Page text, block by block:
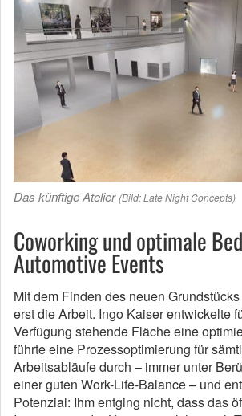
Das künftige Atelier (Bild: Late Night Concepts)
Coworking und optimale
Automotive Events
Mit dem Finden des neuen
erst die Arbeit. Ingo Kaiser entwickelte
Verfügung stehende Fläche eine
führte eine Prozessoptimierung für
Arbeitsabläufe durch – immer unter
einer guten Work-Life-Balance – und
Potenzial: Ihm entging nicht, dass das